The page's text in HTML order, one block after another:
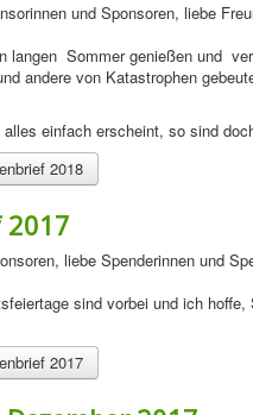
und Sponsoren, liebe
langen Sommer genießen und
andere von Katastrophen
einfach erscheint, so sind
2018
liebe Spenderinnen und
sind vorbei und ich
2017